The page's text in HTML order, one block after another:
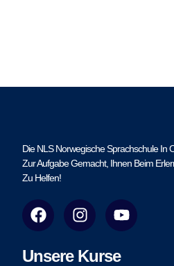
Die NLS Norwegische Sprachschule In
Zur Aufgabe Gemacht, Ihnen Beim
Zu Helfen!
F
a
e
I
n
t
Y
o
t
Unsere Kurse